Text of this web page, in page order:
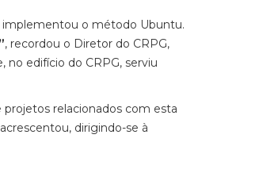
implementou o método Ubuntu.
, recordou o Diretor do CRPG,
no edifício do CRPG, serviu
projetos relacionados com esta
dirigindo-se à